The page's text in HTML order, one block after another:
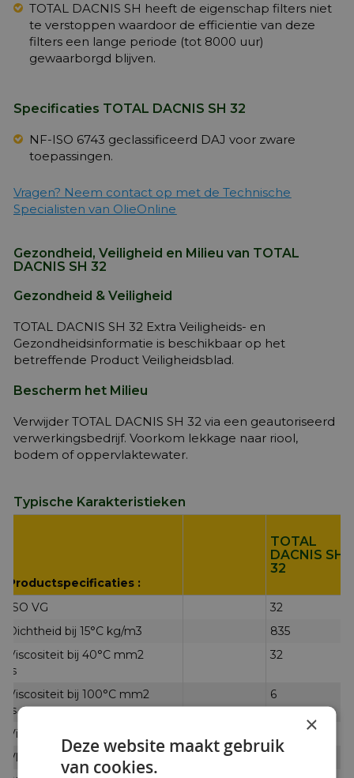
TOTAL DACNIS SH heeft de eigenschap filters niet
te verstoppen waardoor de efficientie van deze
filters een lange periode (tot 8000 uur)
gewaarborgd blijven.
Specificaties TOTAL DACNIS SH 32
NF-ISO 6743 geclassificeerd DAJ voor zware
toepassingen.
Vragen? Neem contact op met de Technische
Specialisten van OlieOnline
Gezondheid, Veiligheid en Milieu van TOTAL
DACNIS SH 32
Gezondheid & Veiligheid
TOTAL DACNIS SH 32 Extra Veiligheids- en
Gezondheidsinformatie is beschikbaar op het
betreffende Product Veiligheidsblad.
Bescherm het Milieu
Verwijder TOTAL DACNIS SH 32 via een geautoriseerd
verwerkingsbedrijf. Voorkom lekkage naar riool,
bodem of oppervlaktewater.
Typische Karakteristieken
Productspecificaties :
TOTAL
DACNIS SH
32
ISO VG
32
Dichtheid bij 15°C kg/m3
835
Viscositeit bij 40°C mm2
/s
32
Viscositeit bij 100°C mm2
/s
6
Viscositeitindex
Vlampunt °C
×
Deze website maakt gebruik
van cookies.